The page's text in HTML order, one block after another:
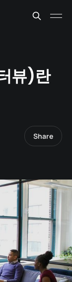
뷰)란
Share